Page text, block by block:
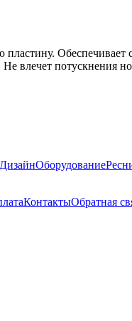
влечет потускнения
ДизайнОборудование
КонтактыОбратная